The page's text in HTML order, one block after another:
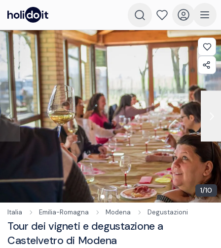
1/10
Italia Emilia-Romagna Modena Degustazioni
Tour dei vigneti e degustazione a
Castelvetro di Modena